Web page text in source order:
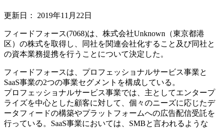
更新日： 2019年11月22日
フィードフォース(7068)は、株式会社Unknown（東京都港
区）の株式を取得し、同社を関連会社化すること及び同社と
の資本業務提携を行うことについて決定した。
フィードフォースは、プロフェッショナルサービス事業と
SaaS事業の2つの事業セグメントを構成している。
プロフェッショナルサービス事業では、主としてエンタープ
ライズを中心とした顧客に対して、個々のニーズに応じたデ
ータフィードの構築やプラットフォームへの広告配信受託を
行っている。SaaS事業においては、SMBと言われるような